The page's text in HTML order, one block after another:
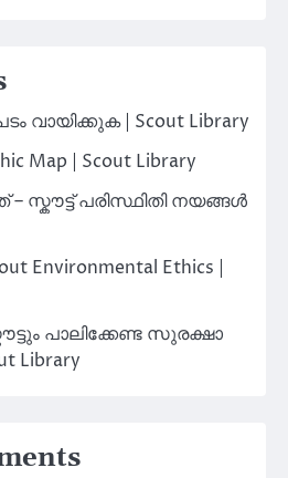
വായിക്കുക | Scout Library
Map | Scout Library
സ്കൗട്ട് പരിസ്ഥിതി നയങ്ങൾ
Environmental Ethics |
പാലിക്കേണ്ട സുരക്ഷാ
Library